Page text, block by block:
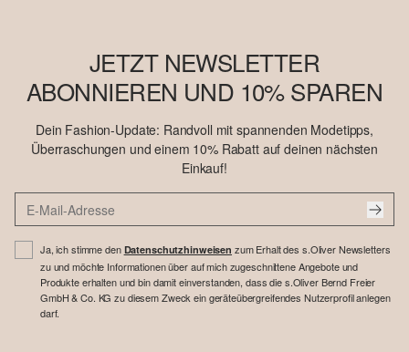
JETZT NEWSLETTER
ABONNIEREN UND 10% SPAREN
Dein Fashion-Update: Randvoll mit spannenden Modetipps,
Überraschungen und einem 10% Rabatt auf deinen nächsten
Einkauf!
Ja, ich stimme den Datenschutzhinweisen zum Erhalt des s.Oliver Newsletters
zu und möchte Informationen über auf mich zugeschnittene Angebote und
Produkte erhalten und bin damit einverstanden, dass die s.Oliver Bernd Freier
GmbH & Co. KG zu diesem Zweck ein geräteübergreifendes Nutzerprofil anlegen
darf.